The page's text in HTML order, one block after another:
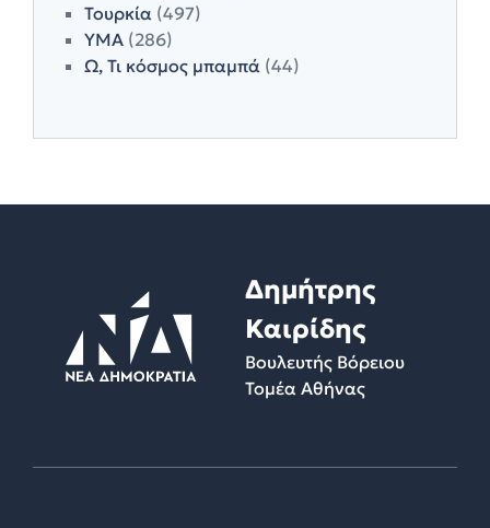
Τουρκία (497)
ΥΜΑ (286)
Ω, Τι κόσμος μπαμπά (44)
Δημήτρης
Καιρίδης
Βουλευτής Βόρειου
Τομέα Αθήνας